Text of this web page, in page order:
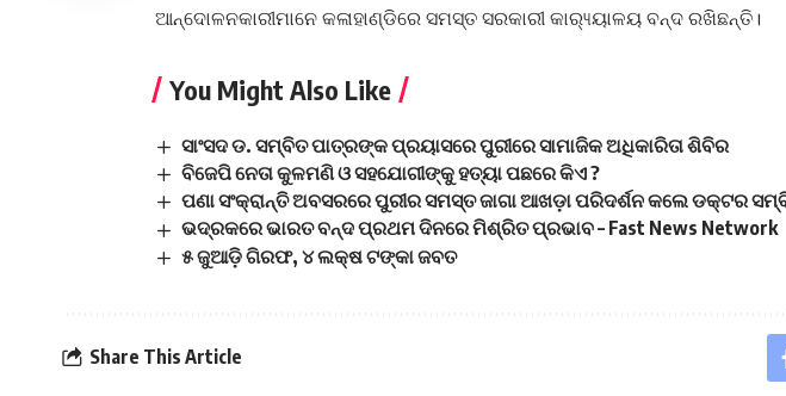
ଆନ୍ଦୋଳନକାରୀମାନେ କଳାହାଣ୍ଡିରେ ସମସ୍ତ ସରକାରୀ କାର‌୍ୟ୍ୟାଳୟ ବନ୍ଦ ରଖିଛନ୍ତି।
You Might Also Like
ସାଂସଦ ଡ. ସମ୍ବିତ ପାତ୍ରଙ୍କ ପ୍ରୟାସରେ ପୁରୀରେ ସାମାଜିକ ଅଧିକାରିତା ଶିବିର
ବିଜେପି ନେତା କୁଳମଣି ଓ ସହଯୋଗୀଙ୍କୁ ହତ୍ୟା ପଛରେ କିଏ ?
ପଣା ସଂକ୍ରାନ୍ତି ଅବସରରେ ପୁରୀର ସମସ୍ତ ଜାଗା ଆଖଡ଼ା ପରିଦର୍ଶନ କଲେ ଡକ୍ଟର
ଭଦ୍ରକରେ ଭାରତ ବନ୍ଦ ପ୍ରଥମ ଦିନରେ ମିଶ୍ରିତ ପ୍ରଭାବ – Fast News Network
୫ ଜୁଆଡ଼ି ଗିରଫ, ୪ ଲକ୍ଷ ଟଙ୍କା ଜବତ
Share This Article